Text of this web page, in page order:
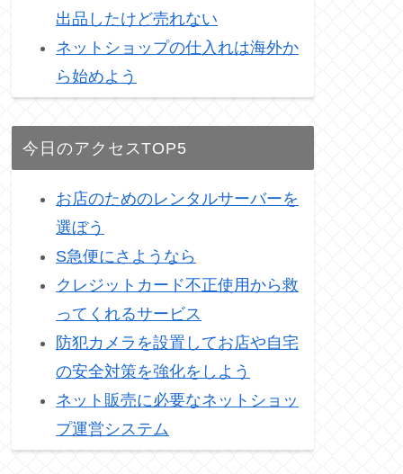
出品したけど売れない
ネットショップの仕入れは海外か
ら始めよう
今日のアクセスTOP5
お店のためのレンタルサーバーを
選ぼう
S急便にさようなら
クレジットカード不正使用から救
ってくれるサービス
防犯カメラを設置してお店や自宅
の安全対策を強化をしよう
ネット販売に必要なネットショッ
プ運営システム